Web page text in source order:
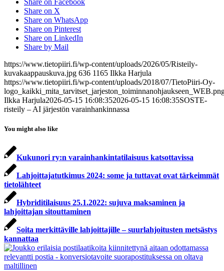
Share on Facebook
Share on X
Share on WhatsApp
Share on Pinterest
Share on LinkedIn
Share by Mail
https://www.tietopiiri.fi/wp-content/uploads/2026/05/Risteily-
kuvakaappauskuva.jpg 636 1165 Ilkka Harjula
https://www.tietopiiri.fi/wp-content/uploads/2018/07/TietoPiiri-Oy-
Ilkka Harjula2026-05-15 16:08:352026-05-15 16:08:35SOSTE-
risteily – AI järjestön varainhankinnassa
You might also like
Kukunori ry:n varainhankintatilaisuus katsottavissa
Lahjoittajatutkimus 2024: some ja tuttavat ovat tärkeimmät
tietolähteet
Hybriditilaisuus 25.1.2022: sujuva maksaminen ja
lahjoittajan sitouttaminen
Soita merkittäville lahjoittajille – suurlahjoitusten metsästys
kannattaa